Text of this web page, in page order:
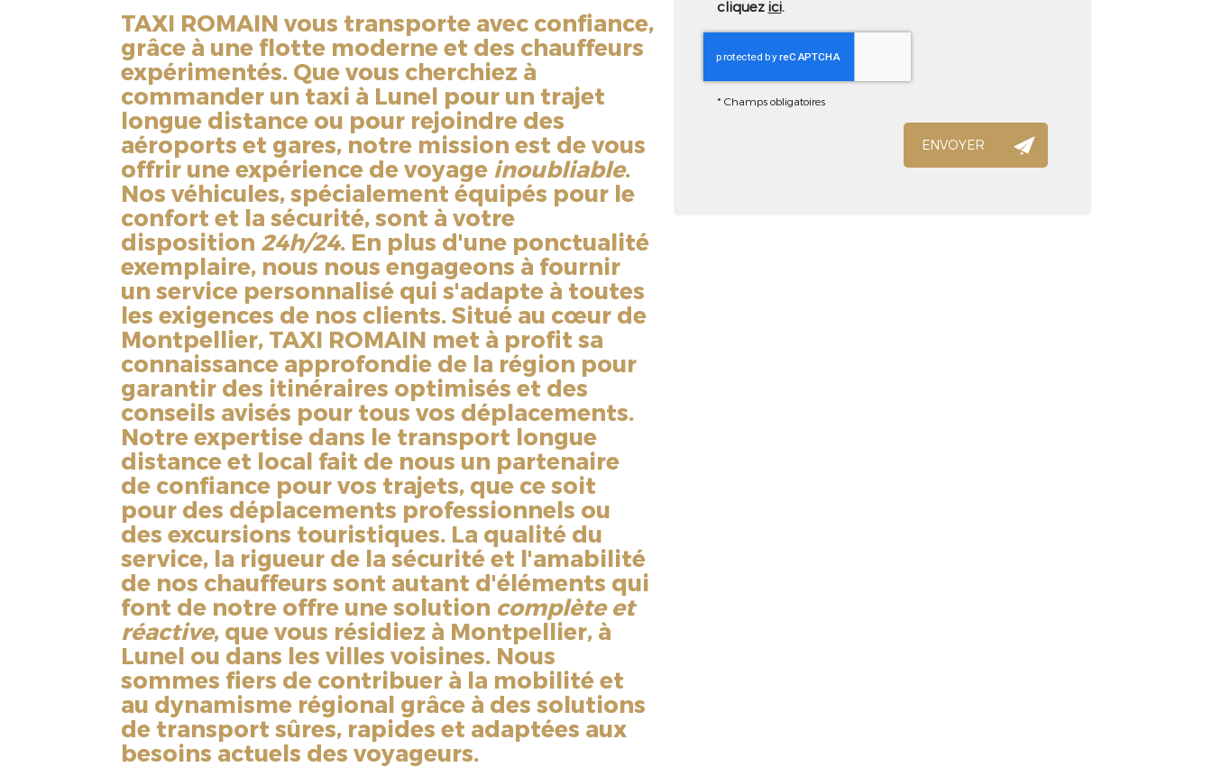
TAXI ROMAIN vous transporte avec confiance,
grâce à une flotte moderne et des chauffeurs
expérimentés. Que vous cherchiez à
commander un taxi à Lunel pour un trajet
longue distance ou pour rejoindre des
aéroports et gares, notre mission est de vous
offrir une expérience de voyage inoubliable.
Nos véhicules, spécialement équipés pour le
confort et la sécurité, sont à votre
disposition 24h/24. En plus d'une ponctualité
exemplaire, nous nous engageons à fournir
un service personnalisé qui s'adapte à toutes
les exigences de nos clients. Situé au cœur de
Montpellier, TAXI ROMAIN met à profit sa
connaissance approfondie de la région pour
garantir des itinéraires optimisés et des
conseils avisés pour tous vos déplacements.
Notre expertise dans le transport longue
distance et local fait de nous un partenaire
de confiance pour vos trajets, que ce soit
pour des déplacements professionnels ou
des excursions touristiques. La qualité du
service, la rigueur de la sécurité et l'amabilité
de nos chauffeurs sont autant d'éléments qui
font de notre offre une solution complète et
réactive, que vous résidiez à Montpellier, à
Lunel ou dans les villes voisines. Nous
sommes fiers de contribuer à la mobilité et
au dynamisme régional grâce à des solutions
de transport sûres, rapides et adaptées aux
besoins actuels des voyageurs.
cliquez ici.
* Champs obligatoires